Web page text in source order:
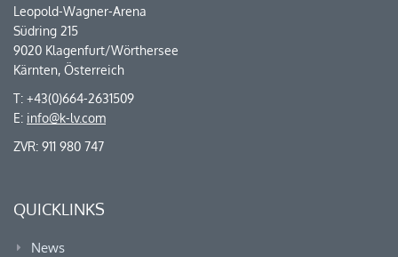
Leopold-Wagner-Arena
Südring 215
9020 Klagenfurt/Wörthersee
Kärnten, Österreich
T: +43(0)664-2631509
E: info@k-lv.com
ZVR: 911 980 747
QUICKLINKS
News